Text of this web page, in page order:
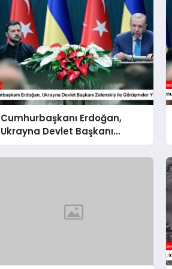
Cumhurbaşkanı Erdoğan,
Ukrayna Devlet Başkanı
Zelenskiy ile Görüşmeler Yaptı